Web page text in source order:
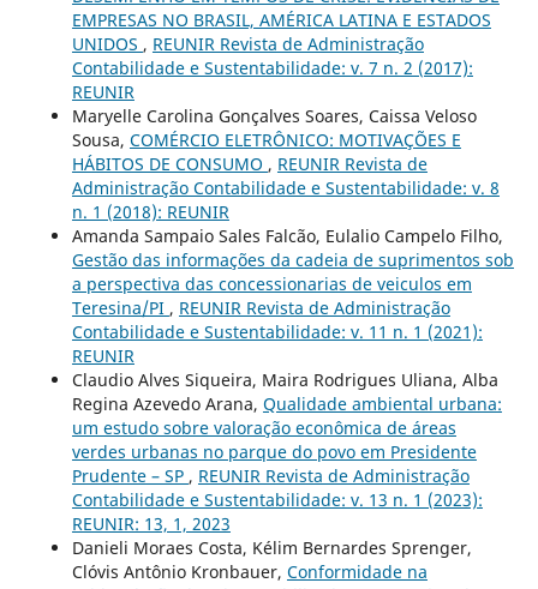
EMPRESAS NO BRASIL, AMÉRICA LATINA E ESTADOS
UNIDOS , REUNIR Revista de Administração
Contabilidade e Sustentabilidade: v. 7 n. 2 (2017):
REUNIR
Maryelle Carolina Gonçalves Soares, Caissa Veloso
Sousa, COMÉRCIO ELETRÔNICO: MOTIVAÇÕES E
HÁBITOS DE CONSUMO , REUNIR Revista de
Administração Contabilidade e Sustentabilidade: v. 8
n. 1 (2018): REUNIR
Amanda Sampaio Sales Falcão, Eulalio Campelo Filho,
Gestão das informações da cadeia de suprimentos sob
a perspectiva das concessionarias de veiculos em
Teresina/PI , REUNIR Revista de Administração
Contabilidade e Sustentabilidade: v. 11 n. 1 (2021):
REUNIR
Claudio Alves Siqueira, Maira Rodrigues Uliana, Alba
Regina Azevedo Arana, Qualidade ambiental urbana:
um estudo sobre valoração econômica de áreas
verdes urbanas no parque do povo em Presidente
Prudente – SP , REUNIR Revista de Administração
Contabilidade e Sustentabilidade: v. 13 n. 1 (2023):
REUNIR: 13, 1, 2023
Danieli Moraes Costa, Kélim Bernardes Sprenger,
Clóvis Antônio Kronbauer, Conformidade na